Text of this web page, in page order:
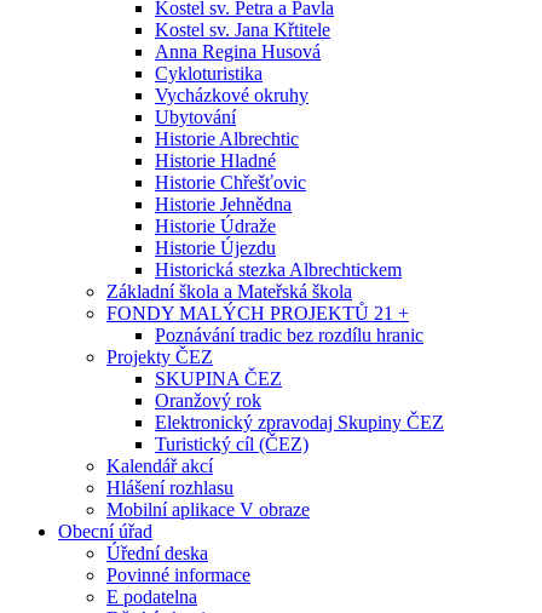
Kostel sv. Petra a Pavla
Kostel sv. Jana Křtitele
Anna Regina Husová
Cykloturistika
Vycházkové okruhy
Ubytování
Historie Albrechtic
Historie Hladné
Historie Chřešťovic
Historie Jehnědna
Historie Údraže
Historie Újezdu
Historická stezka Albrechtickem
Základní škola a Mateřská škola
FONDY MALÝCH PROJEKTŮ 21 +
Poznávání tradic bez rozdílu hranic
Projekty ČEZ
SKUPINA ČEZ
Oranžový rok
Elektronický zpravodaj Skupiny ČEZ
Turistický cíl (ČEZ)
Kalendář akcí
Hlášení rozhlasu
Mobilní aplikace V obraze
Obecní úřad
Úřední deska
Povinné informace
E podatelna